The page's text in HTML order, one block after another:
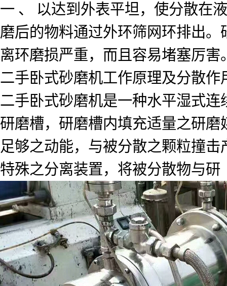
一 、 以达到外表平坦，使分散在
磨后的物料通过外环筛网环排出
离环磨损严重，而且容易堵塞厉害
二手卧式砂磨机工作原理及分散作
二手卧式砂磨机是一种水平湿式
研磨槽，研磨槽内填充适量之研
足够之动能，与被分散之颗粒撞
特殊之分离装置，将被分散物与研